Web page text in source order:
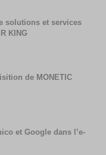
solutions et services
KING
de MONETIC
et Google dans l’e-